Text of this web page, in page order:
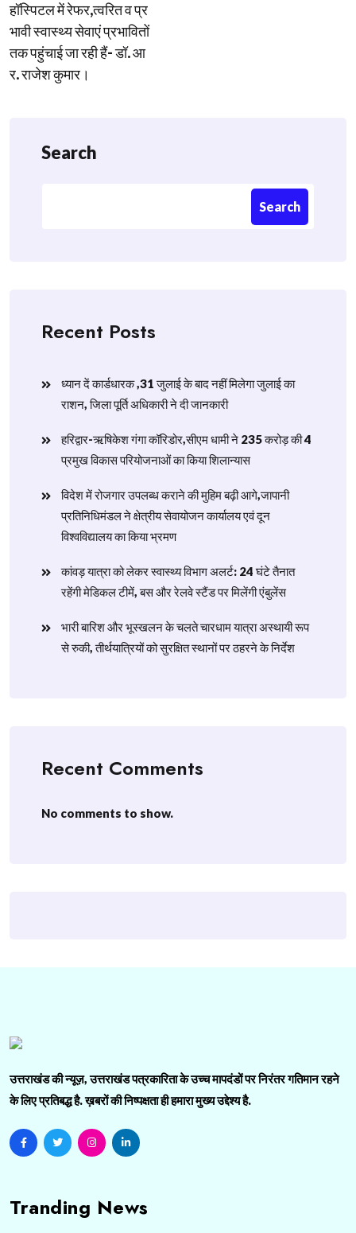
हॉस्पिटल में रेफर,त्वरित व प्र
भावी स्वास्थ्य सेवाएं प्रभावितों
तक पहुंचाई जा रही हैं- डॉ. आ
र. राजेश कुमार।
Search
Search
Recent Posts
ध्यान दें कार्डधारक ,31 जुलाई के बाद नहीं मिलेगा जुलाई का
राशन, जिला पूर्ति अधिकारी ने दी जानकारी
हरिद्वार-ऋषिकेश गंगा कॉरिडोर,सीएम धामी ने 235 करोड़ की 4
प्रमुख विकास परियोजनाओं का किया शिलान्यास
विदेश में रोजगार उपलब्ध कराने की मुहिम बढ़ी आगे,जापानी
प्रतिनिधिमंडल ने क्षेत्रीय सेवायोजन कार्यालय एवं दून
विश्वविद्यालय का किया भ्रमण
​कांवड़ यात्रा को लेकर स्वास्थ्य विभाग अलर्ट: 24 घंटे तैनात
रहेंगी मेडिकल टीमें, बस और रेलवे स्टैंड पर मिलेंगी एंबुलेंस
​भारी बारिश और भूस्खलन के चलते चारधाम यात्रा अस्थायी रूप
से रुकी, तीर्थयात्रियों को सुरक्षित स्थानों पर ठहरने के निर्देश
Recent Comments
No comments to show.
उत्तराखंड की न्यूज़, उत्तराखंड पत्रकारिता के उच्च मापदंडों पर निरंतर गतिमान रहने
के लिए प्रतिबद्ध है. ख़बरों की निष्पक्षता ही हमारा मुख्य उद्देश्य है.
Tranding News